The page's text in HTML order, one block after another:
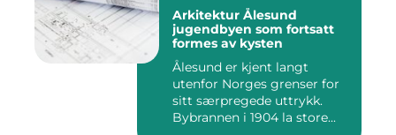
Arkitektur Ålesund
jugendbyen som fortsatt
formes av kysten
Ålesund er kjent langt
utenfor Norges grenser for
sitt særpregede uttrykk.
Bybrannen i 1904 la store...